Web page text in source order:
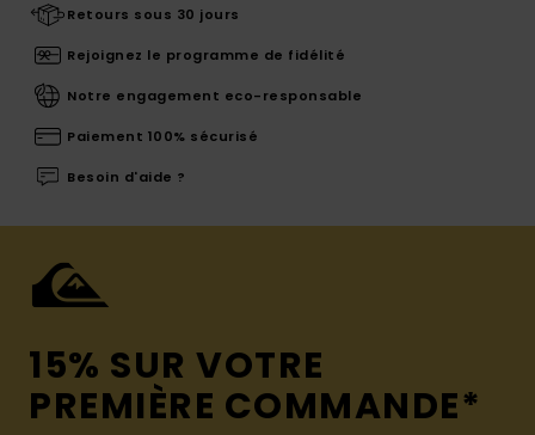
Retours sous 30 jours
Rejoignez le programme de fidélité
Notre engagement eco-responsable
Paiement 100% sécurisé
Besoin d'aide ?
15% SUR VOTRE
PREMIÈRE COMMANDE*